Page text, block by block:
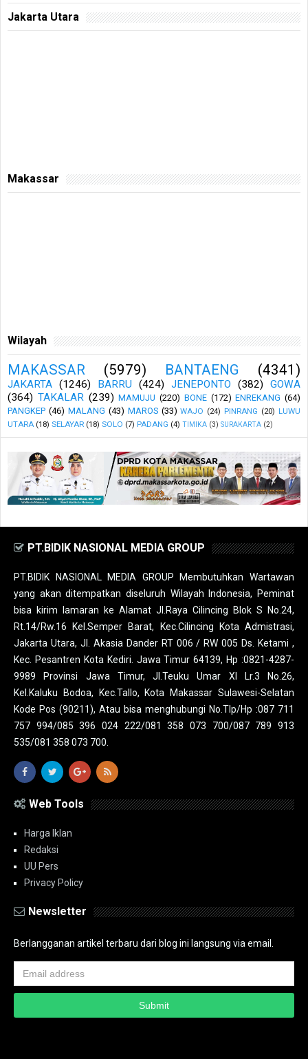
Jakarta Utara
Makassar
Wilayah
MAKASSAR (5979) BANTAENG (4341)
JAKARTA (1246) BARRU (424) JENEPONTO (382)
GOWA
(364) TAKALAR (239) MAMUJU (220) BONE (172) ENREKANG (64)
PANGKEP (46) MALANG (43) MAROS (33) WAJO (24) PINRANG (20) LUWU
UTARA (18) SELAYAR (18) SOLO (7) PADANG (4) TIMIKA (3) SURAKARTA (2)
PT.BIDIK NASIONAL MEDIA GROUP
PT.BIDIK NASIONAL MEDIA GROUP Membutuhkan Wartawan
yang akan ditempatkan diseluruh Wilayah Indonesia, Peminat
bisa kirim lamaran ke Alamat Jl.Raya Cilincing Blok S No.24,
Rt.14/Rw.16 Kel.Semper Barat, Kec.Cilincing Kota Admistrasi,
Jakarta Utara, Jl. Akasia Dander RT 006 / RW 005 Ds. Ketami ,
Kec. Pesantren Kota Kediri. Jawa Timur 64139, Hp :0821-4287-
9989 Provinsi Jawa Timur, Jl.Teuku Umar XI Lr.3 No.26,
Kel.Kaluku Bodoa, Kec.Tallo, Kota Makassar Sulawesi-Selatan
Kode Pos (90211), Atau bisa menghubungi No.Tlp/Hp :087 711
757 994/085 396 024 222/081 358 073 700/087 789 913
535/081 358 073 700.
Web Tools
Harga Iklan
Redaksi
UU Pers
Privacy Policy
Newsletter
Berlangganan artikel terbaru dari blog ini langsung via email.